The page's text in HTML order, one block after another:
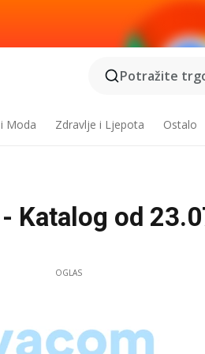
Potražite
Moda Zdravlje i Ljepota Ostalo
Katalog od
OGLAS